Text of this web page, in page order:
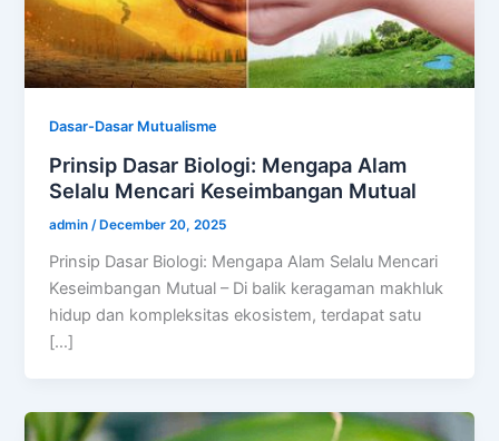
Dasar-Dasar Mutualisme
Prinsip Dasar Biologi: Mengapa Alam
Selalu Mencari Keseimbangan Mutual
admin /December 20, 2025
Prinsip Dasar Biologi: Mengapa Alam Selalu Mencari
Keseimbangan Mutual – Di balik keragaman makhluk
hidup dan kompleksitas ekosistem, terdapat satu
[…]